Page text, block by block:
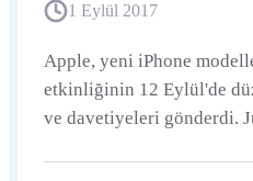
1 Eylül 2017
Apple, yeni iPhone
etkinliğinin 12 Eylül'de
ve davetiyeleri gönderdi.